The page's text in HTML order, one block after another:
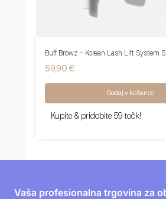
Buff Browz – Korean Lash Lift System
59,90 €
Dodaj v košarico
Kupite & pridobite 59 točk!
Vaša profesionalna trgovina za